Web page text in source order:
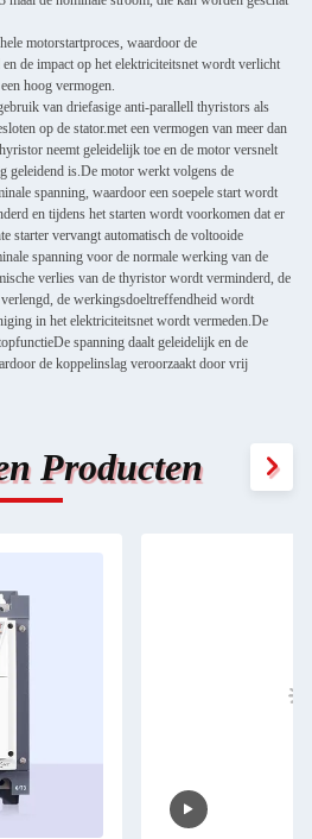
motorstartproces, waardoor de
de impact op het elektriciteitsnet wordt verlicht
hoog vermogen.
van driefasige anti-parallell thyristors als
op de stator.met een vermogen van meer dan
neemt geleidelijk toe en de motor versnelt
geleidend is.De motor werkt volgens de
spanning, waardoor een soepele start wordt
en tijdens het starten wordt voorkomen dat er
starter vervangt automatisch de voltooide
spanning voor de normale werking van de
verlies van de thyristor wordt verminderd, de
de werkingsdoeltreffendheid wordt
in het elektriciteitsnet wordt vermeden.De
spanning daalt geleidelijk en de
de koppelinslag veroorzaakt door vrij
Producten